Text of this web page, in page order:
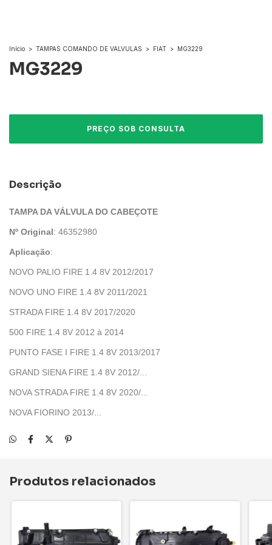
Início > TAMPAS COMANDO DE VALVULAS > FIAT > MG3229
MG3229
Descrição
TAMPA DA VÁLVULA DO CABEÇOTE
Nº Original: 46352980
Aplicação:
NOVO PALIO FIRE 1.4 8V 2012/2017
NOVO UNO FIRE 1.4 8V 2011/2021
STRADA FIRE 1.4 8V 2017/2020
500 FIRE 1.4 8V 2012 à 2014
PUNTO FASE I FIRE 1.4 8V 2013/2017
GRAND SIENA FIRE 1.4 8V 2012/...
NOVA STRADA FIRE 1.4 8V 2020/...
NOVA FIORINO 2013/...
Produtos relacionados